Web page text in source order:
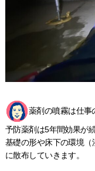
薬剤の噴霧は仕事
予防薬剤は5年間効果が
基礎の形や床下の環境
に散布していきます。